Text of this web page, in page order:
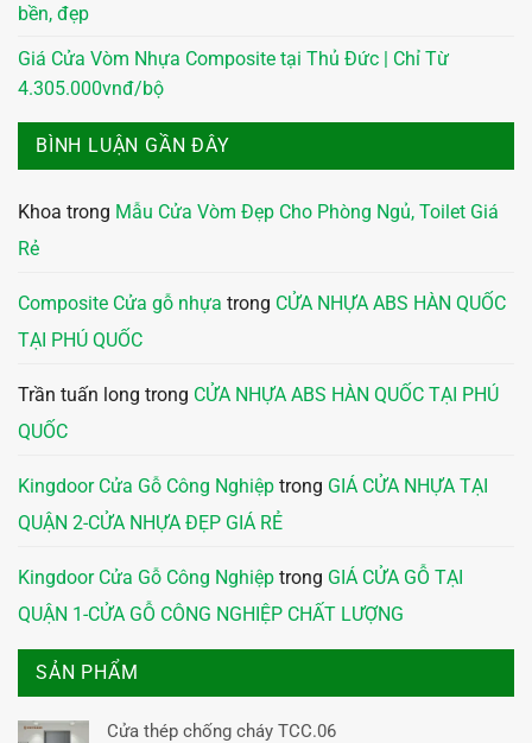
bền, đẹp
Giá Cửa Vòm Nhựa Composite tại Thủ Đức | Chỉ Từ
4.305.000vnđ/bộ
BÌNH LUẬN GẦN ĐÂY
Khoa trong Mẫu Cửa Vòm Đẹp Cho Phòng Ngủ, Toilet Giá
Rẻ
Composite Cửa gỗ nhựa trong CỬA NHỰA ABS HÀN QUỐC
TẠI PHÚ QUỐC
Trần tuấn long trong CỬA NHỰA ABS HÀN QUỐC TẠI PHÚ
QUỐC
Kingdoor Cửa Gỗ Công Nghiệp trong GIÁ CỬA NHỰA TẠI
QUẬN 2-CỬA NHỰA ĐẸP GIÁ RẺ
Kingdoor Cửa Gỗ Công Nghiệp trong GIÁ CỬA GỖ TẠI
QUẬN 1-CỬA GỖ CÔNG NGHIỆP CHẤT LƯỢNG
SẢN PHẨM
Cửa thép chống cháy TCC.06